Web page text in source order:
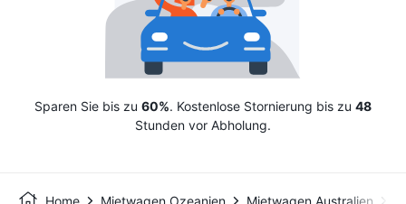
Sparen Sie bis zu 60%. Kostenlose Stornierung bis zu 48
Stunden vor Abholung.
Home Mietwagen Ozeanien Mietwagen Australien